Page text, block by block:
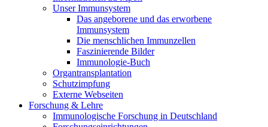
Unser Immunsystem
Das angeborene und das erworbene
Immunsystem
Die menschlichen Immunzellen
Faszinierende Bilder
Immunologie-Buch
Organtransplantation
Schutzimpfung
Externe Webseiten
Forschung & Lehre
Immunologische Forschung in Deutschland